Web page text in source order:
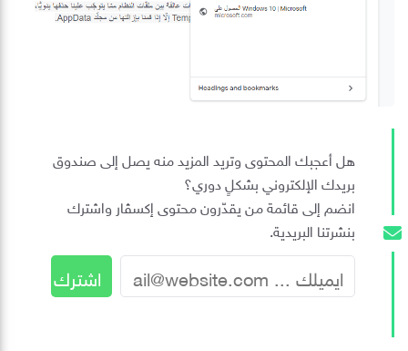
هل أعجبك المحتوى وتريد المزيد منه يصل إلى صندوق
بريدك الإلكتروني بشكلٍ دوري؟
انضم إلى قائمة من يقدّرون محتوى إكسڤار واشترك
بنشرتنا البريدية.